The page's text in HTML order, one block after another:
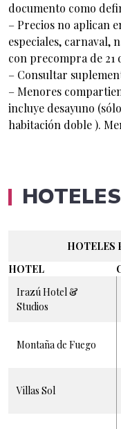
documento como
– Precios no aplican
especiales, carnaval,
con precompra de 21
– Consultar
– Menores
incluye desayuno
habitación doble ).
HOTELES
HOTELES
HOTEL
Irazú Hotel &
Studios
Montaña de Fuego
Villas Sol